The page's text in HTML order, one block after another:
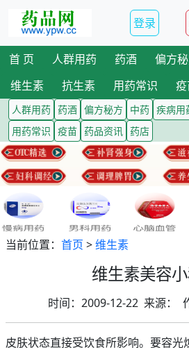
登录
首 页 人群用药 药酒 偏方
维生素
抗生素 用药常识
人群用药 药酒 偏方秘方 中药 疾病用
用药常识 疫苗 药品资讯 药店
当前位置： 首页 >维生素
维生素美容
时间：2009-12-22 来源：
皮肤状态直接受饮食所影响。要容光